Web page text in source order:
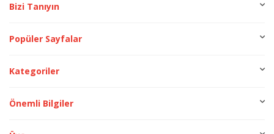
Bizi Tanıyın
Popüler Sayfalar
Kategoriler
Önemli Bilgiler